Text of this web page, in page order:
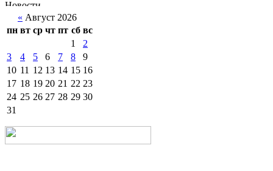
« Август 2026
пн вт ср чт пт сб вс
1
2
3
4 5 6 7 8
9
10 11 12 13 14 15 16
17 18 19 20 21 22 23
24 25 26 27 28 29 30
31